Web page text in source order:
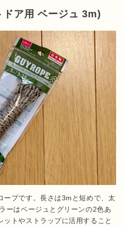
ドア用 ベージュ 3m)
ープです。長さは3mと短めで、太
ーはベージュとグリーンの2色あ
ットやストラップに活用すること